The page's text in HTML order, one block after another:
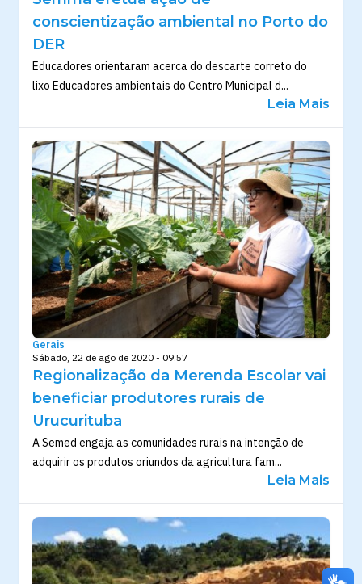
conscientização ambiental no Porto do
DER
Educadores orientaram acerca do descarte correto do
lixo Educadores ambientais do Centro Municipal d...
Leia Mais
Gerais
Sábado, 22 de ago de 2020 - 09:57
Regionalização da Merenda Escolar vai
beneficiar produtores rurais de
Urucurituba
A Semed engaja as comunidades rurais na intenção de
adquirir os produtos oriundos da agricultura fam...
Leia Mais